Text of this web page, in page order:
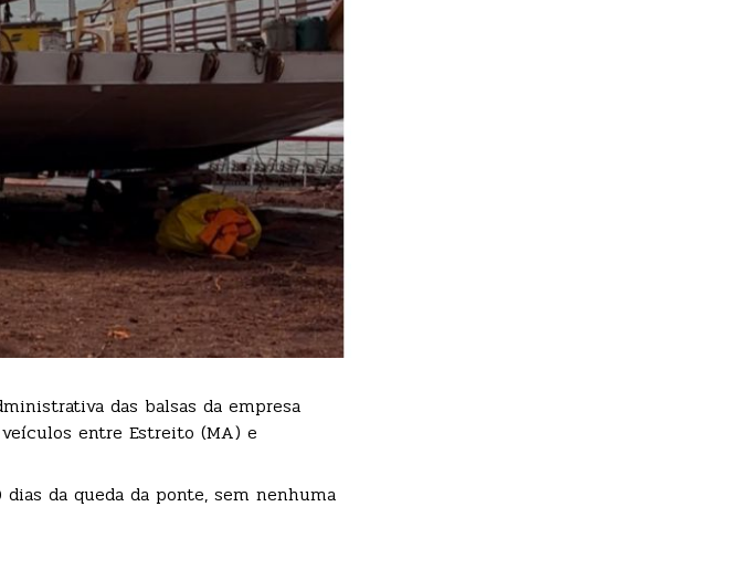
das balsas da empresa
entre Estreito (MA) e
da queda da ponte, sem nenhuma